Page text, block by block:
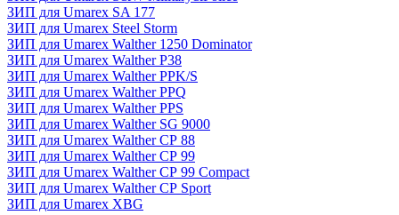
ЗИП для Umarex SA 177
ЗИП для Umarex Steel Storm
ЗИП для Umarex Walther 1250 Dominator
ЗИП для Umarex Walther P38
ЗИП для Umarex Walther PPK/S
ЗИП для Umarex Walther PPQ
ЗИП для Umarex Walther PPS
ЗИП для Umarex Walther SG 9000
ЗИП для Umarex Walther СР 88
ЗИП для Umarex Walther СР 99
ЗИП для Umarex Walther СР 99 Compact
ЗИП для Umarex Walther СР Sport
ЗИП для Umarex XBG